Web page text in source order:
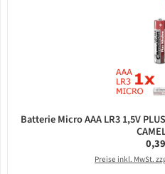
Batterie Micro AAA LR3 1,5V
Preise inkl. MwSt.